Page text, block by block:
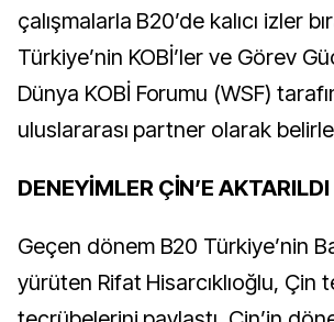
çalışmalarla B20’de kalıcı izler
Türkiye’nin KOBİ’ler ve Görev
Dünya KOBİ Forumu (WSF)
uluslararası partner olarak
DENEYİMLER ÇİN’E AKTARILDI
Geçen dönem B20 Türkiye’nin
yürüten Rifat Hisarcıklıoğlu, Çin